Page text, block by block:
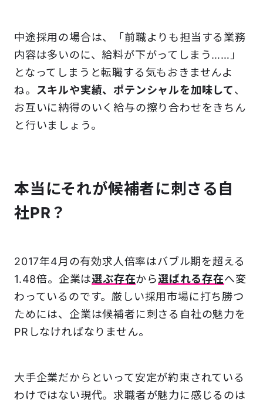
中途採用の場合は、「前職よりも担当する業務
内容は多いのに、給料が下がってしまう……」
となってしまうと転職する気もおきませんよ
ね。 スキルや実績、ポテンシャルを加味して、
お互いに納得のいく給与の擦り合わせをきちん
と行いましょう。
本当にそれが候補者に刺さる自
社PR？
2017年4月の有効求人倍率はバブル期を超える
1.48倍。企業は選ぶ存在から選ばれる存在へ変
わっているのです。厳しい採用市場に打ち勝つ
ためには、企業は候補者に刺さる自社の魅力を
PRしなければなりません。
大手企業だからといって安定が約束されている
わけではない現代。求職者が魅力に感じるのは